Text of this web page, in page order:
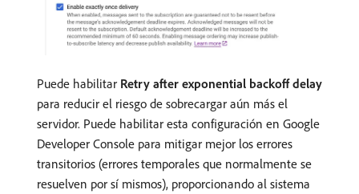
Puede habilitar Retry after exponential backoff delay
para reducir el riesgo de sobrecargar aún más el
servidor. Puede habilitar esta configuración en Google
Developer Console para mitigar mejor los errores
transitorios (errores temporales que normalmente se
resuelven por sí mismos), proporcionando al sistema